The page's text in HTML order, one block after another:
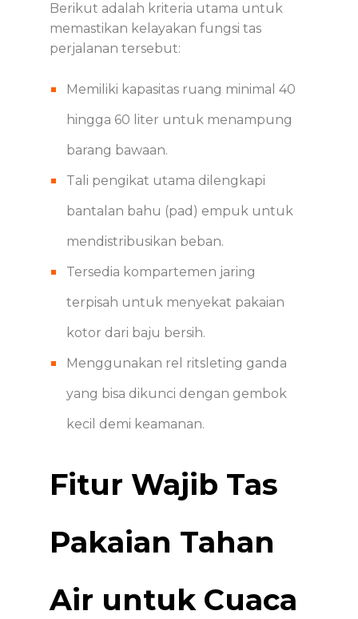
Berikut adalah kriteria utama untuk
memastikan kelayakan fungsi tas
perjalanan tersebut:
Memiliki kapasitas ruang minimal 40
hingga 60 liter untuk menampung
barang bawaan.
Tali pengikat utama dilengkapi
bantalan bahu (pad) empuk untuk
mendistribusikan beban.
Tersedia kompartemen jaring
terpisah untuk menyekat pakaian
kotor dari baju bersih.
Menggunakan rel ritsleting ganda
yang bisa dikunci dengan gembok
kecil demi keamanan.
Fitur Wajib Tas
Pakaian Tahan
Air untuk Cuaca